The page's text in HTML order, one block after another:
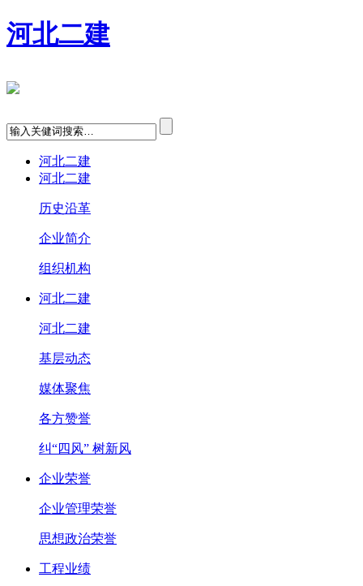
河北二建
河北二建
河北二建
历史沿革
企业简介
组织机构
河北二建
河北二建
基层动态
媒体聚焦
各方赞誉
纠“四风” 树新风
企业荣誉
企业管理荣誉
思想政治荣誉
工程业绩